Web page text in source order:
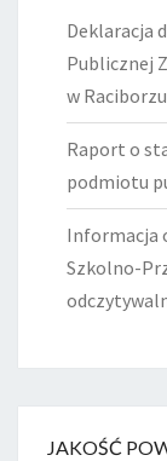
Deklaracja
Publicznej
w Raciborzu
Raport o
podmiotu
Informacja
Szkolno-
JAKOŚĆ